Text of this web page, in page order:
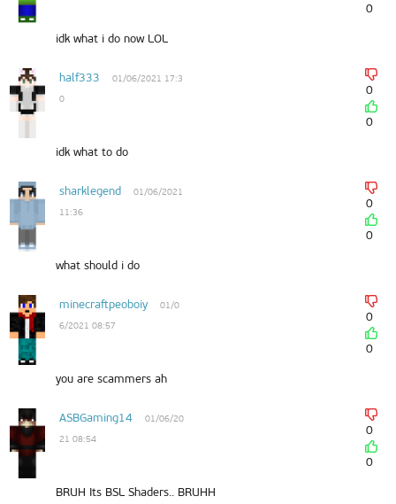
0
idk what i do now LOL
half333
01/06/2021 17:3
0
0
0
idk what to do
sharklegend
01/06/2021
11:36
0
0
what should i do
minecraftpeoboiy
01/0
6/2021 08:57
0
0
you are scammers ah
ASBGaming14
01/06/20
21 08:54
0
0
BRUH Its BSL Shaders.. BRUHH